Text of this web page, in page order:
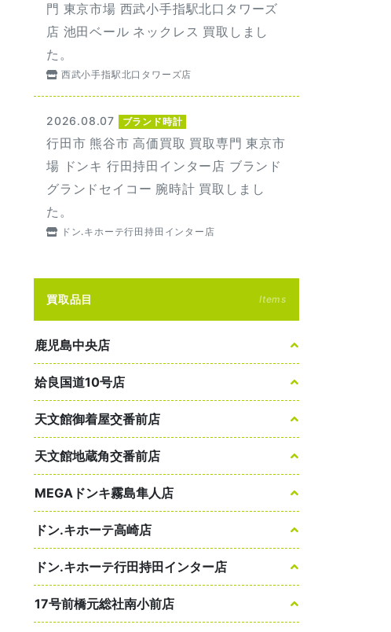
門 東京市場 西武小手指駅北口タワーズ
店 池田ベール ネックレス 買取しまし
た。
西武小手指駅北口タワーズ店
2026.08.07 ブランド時計
行田市 熊谷市 高価買取 買取専門 東京市
場 ドンキ 行田持田インター店 ブランド
グランドセイコー 腕時計 買取しまし
た。
ドン.キホーテ行田持田インター店
買取品目 Items
鹿児島中央店
姶良国道10号店
天文館御着屋交番前店
天文館地蔵角交番前店
MEGAドンキ霧島隼人店
ドン.キホーテ高崎店
ドン.キホーテ行田持田インター店
17号前橋元総社南小前店